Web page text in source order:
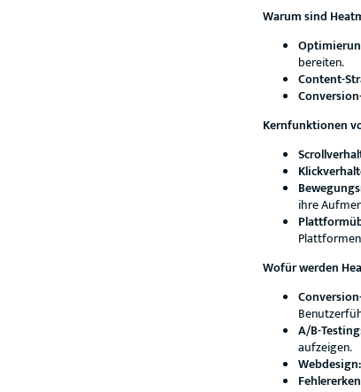
Warum sind
bereiten.
Content-
Kernfunktionen
ihre
Wofür werden
A/B-
aufzeigen.
Webdesign: